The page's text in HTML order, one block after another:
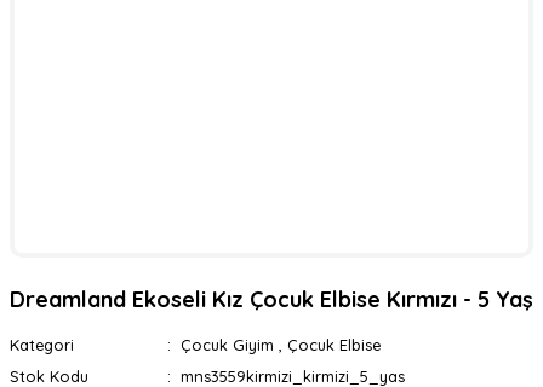
Dreamland Ekoseli Kız Çocuk Elbise Kırmızı - 5 Yaş
Kategori Çocuk Giyim
Çocuk Elbise
Stok Kodu
mns3559kirmizi_kirmizi_5_yas